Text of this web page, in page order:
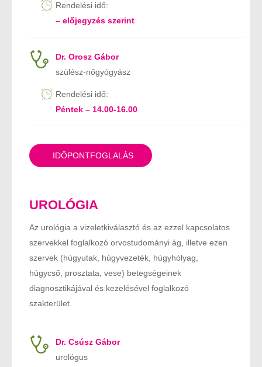
Rendelési idő:
– előjegyzés szerint
Dr. Orosz Gábor
szülész-nőgyógyász
Rendelési idő:
Péntek – 14.00-16.00
IDŐPONTFOGLALÁS
UROLÓGIA
Az urológia a vizeletkiválasztó és az ezzel kapcsolatos
szervekkel foglalkozó orvostudományi ág, illetve ezen
szervek (húgyutak, húgyvezeték, húgyhólyag,
húgycső, prosztata, vese) betegségeinek
diagnosztikájával és kezelésével foglalkozó
szakterület.
Dr. Csúsz Gábor
urológus